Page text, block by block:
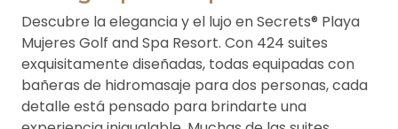
Descubre la elegancia y el lujo en Secrets® Playa
Mujeres Golf and Spa Resort. Con 424 suites
exquisitamente diseñadas, todas equipadas con
bañeras de hidromasaje para dos personas, cada
detalle está pensado para brindarte una